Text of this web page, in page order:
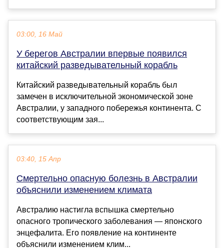
03:00, 16 Май
У берегов Австралии впервые появился
китайский разведывательный корабль
Китайский разведывательный корабль был
замечен в исключительной экономической зоне
Австралии, у западного побережья континента. С
соответствующим зая...
03:40, 15 Апр
Смертельно опасную болезнь в Австралии
объяснили изменением климата
Австралию настигла вспышка смертельно
опасного тропического заболевания — японского
энцефалита. Его появление на континенте
объяснили изменением клим...